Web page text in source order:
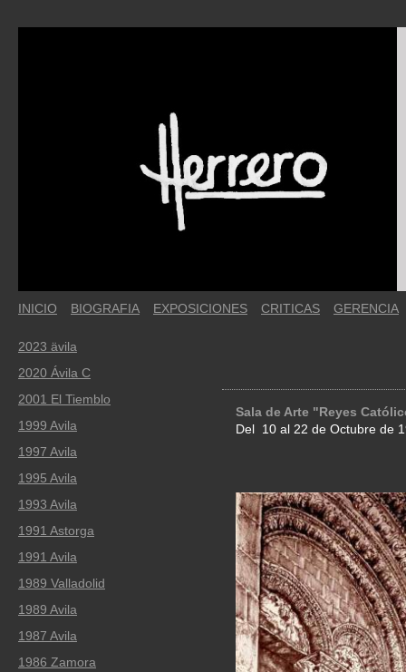
INICIO BIOGRAFIA EXPOSICIONES CRITICAS GERENCIA
Sala de Arte "Reyes
Del 10 al 22 de Octubre de
2023 ävila
2020 Ávila C
2001 El Tiemblo
1999 Avila
1997 Avila
1995 Avila
1993 Avila
1991 Astorga
1991 Avila
1989 Valladolid
1989 Avila
1987 Avila
1986 Zamora